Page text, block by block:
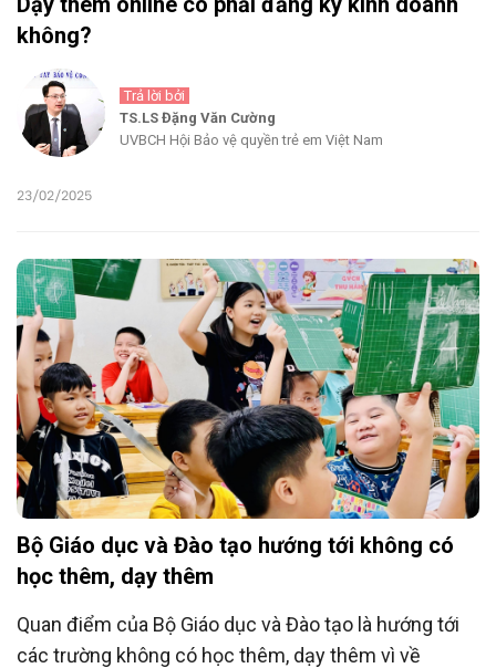
không?
Trả lời bởi
TS.LS Đặng Văn Cường
UVBCH Hội Bảo vệ quyền trẻ em Việt Nam
23/02/2025
Bộ Giáo dục và Đào tạo hướng tới không có
học thêm, dạy thêm
Quan điểm của Bộ Giáo dục và Đào tạo là hướng tới
các trường không có học thêm, dạy thêm vì về